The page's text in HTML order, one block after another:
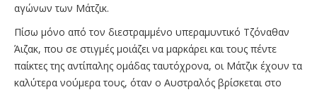
αγώνων των Μάτζικ.
Πίσω μόνο από τον διεστραμμένο υπεραμυντικό Τζόναθαν
Άιζακ, που σε στιγμές μοιάζει να μαρκάρει και τους πέντε
παίκτες της αντίπαλης ομάδας ταυτόχρονα, οι Μάτζικ έχουν τα
καλύτερα νούμερα τους, όταν ο Αυστραλός βρίσκεται στο